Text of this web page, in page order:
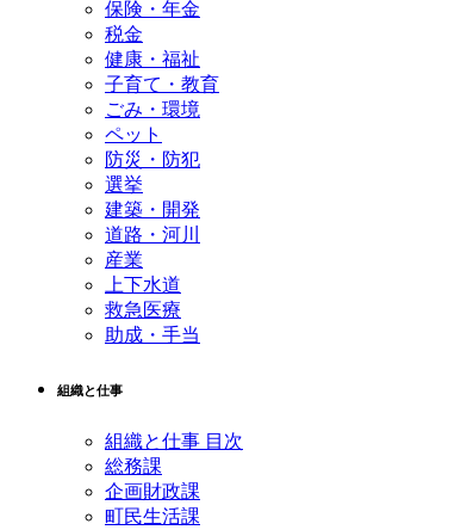
保険・年金
税金
健康・福祉
子育て・教育
ごみ・環境
ペット
防災・防犯
選挙
建築・開発
道路・河川
産業
上下水道
救急医療
助成・手当
組織と仕事
組織と仕事 目次
総務課
企画財政課
町民生活課